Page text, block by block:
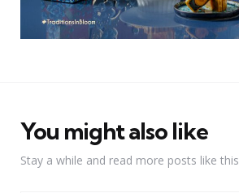
You might also like
Stay a while and read more posts like this